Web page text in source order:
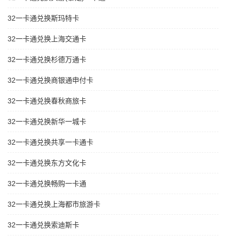
32一卡通兑换斯玛特卡
32一卡通兑换上海交通卡
32一卡通兑换杉德万通卡
32一卡通兑换商银通申付卡
32一卡通兑换春秋商旅卡
32一卡通兑换新华一城卡
32一卡通兑换共享一卡通卡
32一卡通兑换东方文化卡
32一卡通兑换畅购一卡通
32一卡通兑换上海都市旅游卡
32一卡通兑换索迪斯卡